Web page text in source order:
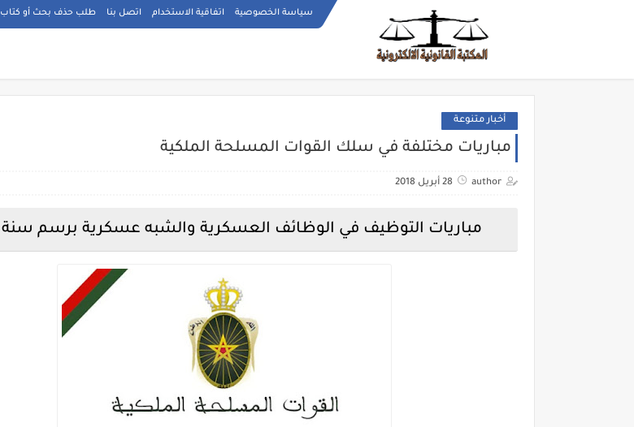
سياسة الخصوصية اتفاقية الاستخدام اتصل بنا طلب حذف بحث أو كتاب
أخبار متنوعة
مباريات مختلفة في سلك القوات المسلحة الملكية
author 28 أبريل 2018
مباريات التوظيف في الوظائف العسكرية والشبه عسكرية برسم سنة 2018